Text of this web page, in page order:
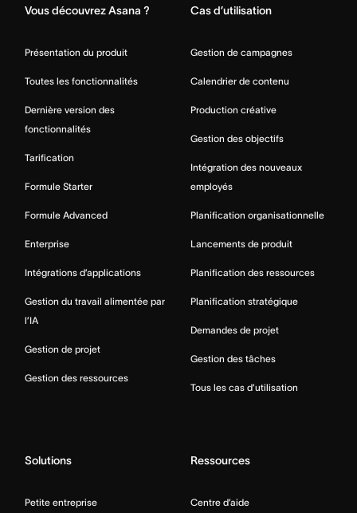
Vous découvrez Asana ?
Présentation du produit
Toutes les fonctionnalités
Dernière version des
fonctionnalités
Tarification
Formule Starter
Formule Advanced
Enterprise
Intégrations d’applications
Gestion du travail alimentée par
l’IA
Gestion de projet
Gestion des ressources
Cas d’utilisation
Gestion de campagnes
Calendrier de contenu
Production créative
Gestion des objectifs
Intégration des nouveaux
employés
Planification organisationnelle
Lancements de produit
Planification des ressources
Planification stratégique
Demandes de projet
Gestion des tâches
Tous les cas d’utilisation
Solutions
Petite entreprise
Ressources
Centre d’aide